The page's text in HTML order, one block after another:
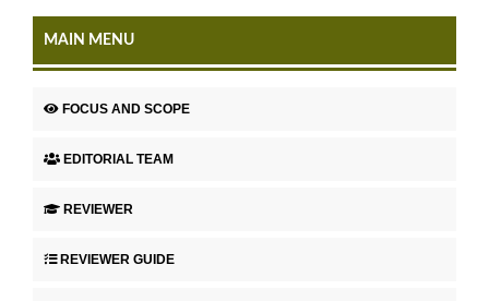
MAIN MENU
FOCUS AND SCOPE
EDITORIAL TEAM
REVIEWER
REVIEWER GUIDE